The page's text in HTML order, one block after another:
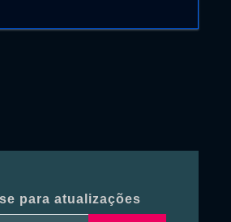
para atualizações